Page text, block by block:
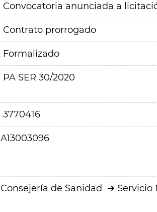
Convocatoria anunciada a
Contrato prorrogado
Formalizado
PA SER 30/2020
3770416
A13003096
Consejería de Sanidad Servicio